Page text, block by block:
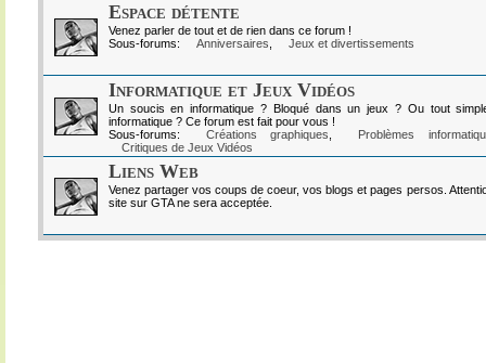
Espace détente
Venez parler de tout et de rien dans ce forum !
Sous-forums:
Anniversaires Jeux et divertissements
Informatique et Jeux Vidéos
Un soucis en informatique ? Bloqué dans un jeux ? Ou tout
informatique ? Ce forum est fait pour vous !
Sous-forums:
Créations graphiques
Problèmes
Critiques de Jeux Vidéos
Liens Web
Venez partager vos coups de coeur, vos blogs et pages persos.
site sur GTA ne sera acceptée.